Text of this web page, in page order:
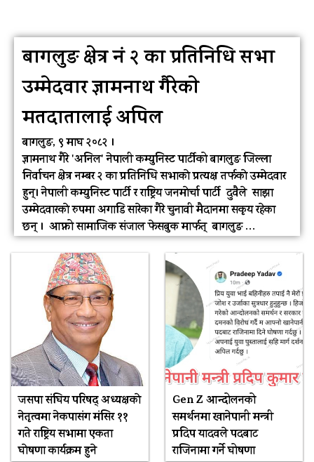
बागलुङ क्षेत्र नं २ का प्रतिनिधि सभा
उम्मेदवार ज्ञामनाथ गैरेकाे
मतदातालाई अपिल
बागलुङ, ९ माघ २०८२ ।
ज्ञामनाथ गैरे 'अनिल' नेपाली कम्युनिस्ट पार्टीको बागलुङ जिल्ला
निर्वाचन क्षेत्र नम्बर २ का प्रतिनिधि सभाकाे प्रत्यक्ष तर्फकाे उम्मेदवार
हुन्। नेपाली कम्युनिस्ट पार्टी र राष्ट्रिय जनमाेर्चा पार्टी दुवैले साझा
उम्मेदवारकाे रुपमा अगाडि सारेका गैरे चुनावी मैदानमा सकृय रहेका
छन् । आफ्नो सामाजिक संजाल फेसबुक मार्फत् बागलुङ …
जसपा संघिय परिषद् अध्यक्षकाे
नेतृत्वमा नेकपासंग मंसिर ११
गते राष्ट्रिय सभामा एकता
घाेषणा कार्यक्रम हुने
Gen Z आन्दोलनको
समर्थनमा खानेपानी मन्त्री
प्रदिप यादवले पदबाट
राजिनामा गर्ने घोषणा